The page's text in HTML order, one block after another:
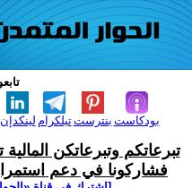
لينكدإن تيلكرامبنترست بودكاست
تبرعاتكم وتبرعاتكن
فشاركونا في دعم